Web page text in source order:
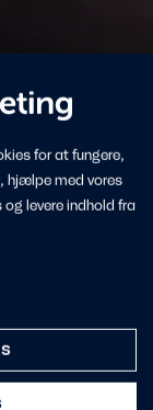
for at fungere,
hjælpe med vores
levere indhold fra